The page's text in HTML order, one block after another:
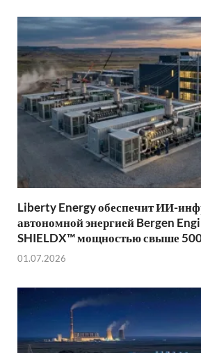
Liberty Energy обеспечит ИИ-
автономной энергией Bergen
SHIELDX™ мощностью свыше
01.07.2026